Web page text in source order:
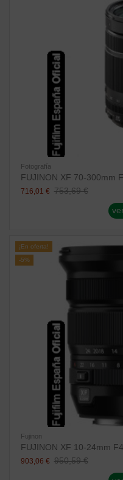
Fotografía
FUJINON XF 70-300mm
716,01 € 753,69 €
¡En oferta!
-5%
Fujinon
FUJINON XF 10-24mm
903,06 € 950,59 €